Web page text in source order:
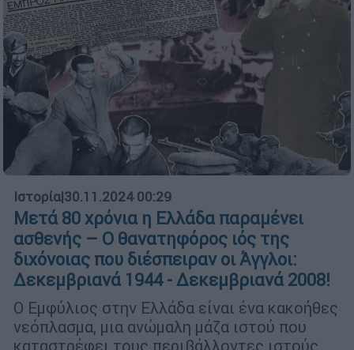
Ιστορία|30.11.2024 00:29
Μετά 80 χρόνια η Ελλάδα παραμένει
ασθενής – Ο θανατηφόρος ιός της
διχόνοιας που διέσπειραν οι Άγγλοι:
Δεκεμβριανά 1944 - Δεκεμβριανά 2008!
Ο Εμφύλιος στην Ελλάδα είναι ένα κακοήθες
νεόπλασμα, μια ανώμαλη μάζα ιστού που
καταστρέφει τους περιβάλλοντες ιστούς